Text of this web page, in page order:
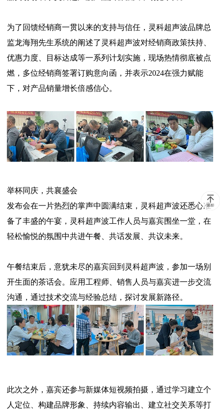
为了回馈经销商一贯以来的支持与信任，灵科超声波品牌总
监龙海翔先生系统的阐述了灵科超声波对经销商政策扶持、
优惠力度、目标达成等一系列计划实施，现场热情彻底被点
燃，多位经销商签署订购意向函，并表示2024在强力赋能
下，对产品销量增长倍感信心。
举杯同庆，共襄盛会
发布会在一片热烈的掌声中圆满结束，灵科超声波还悉心准
备了丰盛的午宴，灵科超声波工作人员与嘉宾围坐一堂，在
轻松愉悦的氛围中共进午餐、共话发展、共议未来。
午餐结束后，意犹未尽的嘉宾回到灵科超声波，参加一场别
开生面的茶话会。应用工程师、销售人员与嘉宾进一步交流
沟通，通过技术交流与经验总结，探讨发展新路径。
此次之外，嘉宾还参与新媒体短视频拍摄，通过学习建立个
人定位、构建品牌形象、持续内容输出、建立社交关系等打